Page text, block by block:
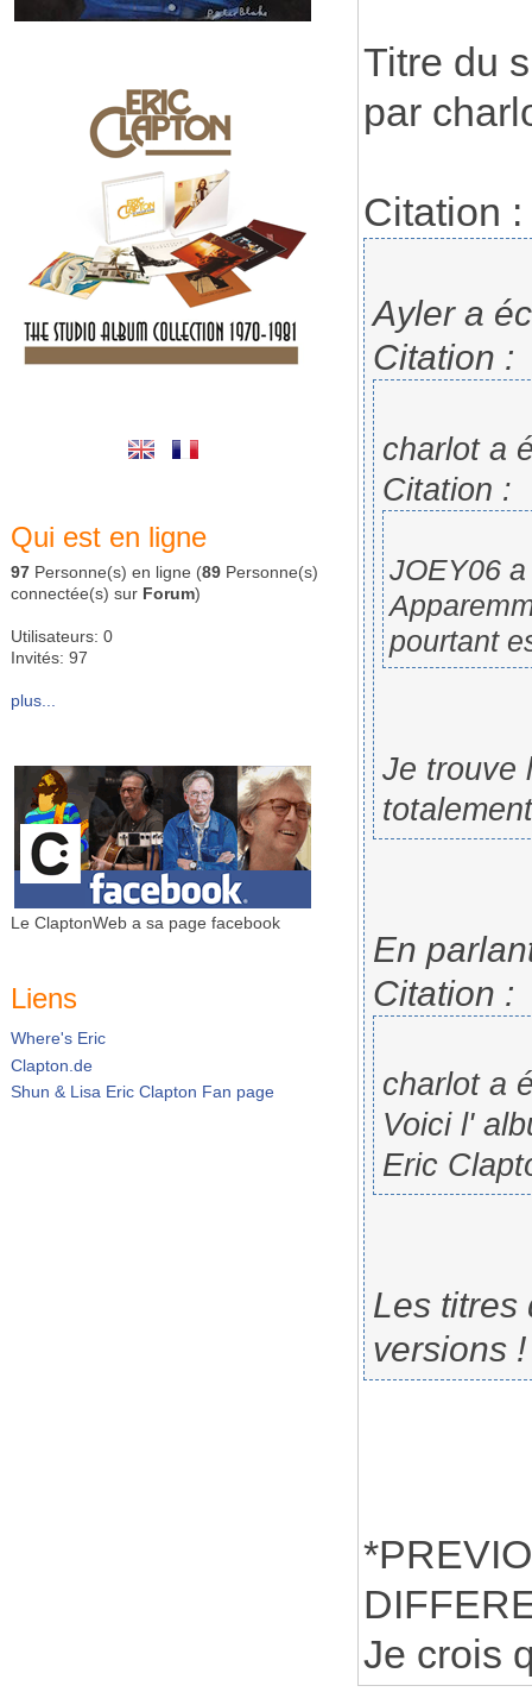
Qui est en ligne
97 Personne(s) en ligne (89 Personne(s)
connectée(s) sur Forum)
Utilisateurs: 0
Invités: 97
plus...
Le ClaptonWeb a sa page facebook
Liens
Where's Eric
Clapton.de
Shun & Lisa Eric Clapton Fan page
Titre du
par
Citation :
Ayler a
Citation :
charlot a
Citation :
JOEY06
pourtant
Je trouve
En
Citation :
charlot a
Voici l'
Eric
Les titres
versions !
Je crois